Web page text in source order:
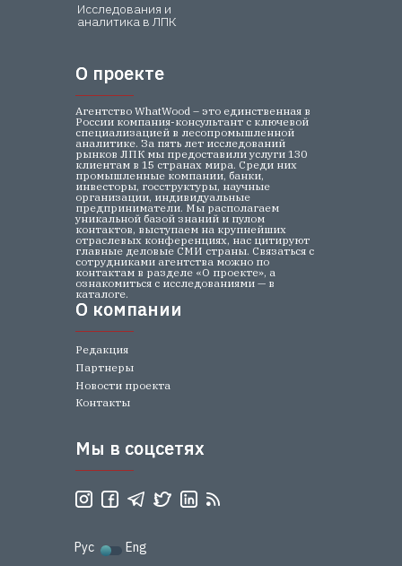
Редакция
Партнеры
Агентство WhatWood – это единственная в
России компания-консультант с ключевой
специализацией в лесопромышленной
аналитике. За пять лет исследований
рынков ЛПК мы предоставили услуги 130
клиентам в 15 странах мира. Среди них
промышленные компании, банки,
инвесторы, госструктуры, научные
организации, индивидуальные
предприниматели. Мы располагаем
уникальной базой знаний и пулом
контактов, выступаем на крупнейших
отраслевых конференциях, нас цитируют
главные деловые СМИ страны. Связаться с
сотрудниками агентства можно по
контактам в разделе «О проекте», а
ознакомиться с исследованиями — в
каталоге.
Новости проекта
Контакты
Исследования и
аналитика в ЛПК
О проекте
О компании
Мы в соцсетях
Рус Eng
О проекте
Мы в соцсетях
О компании